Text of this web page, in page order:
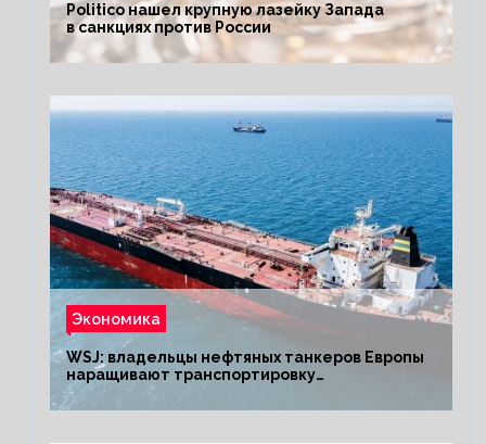
Politico нашел крупную лазейку Запада
в санкциях против России
Экономика
WSJ: владельцы нефтяных танкеров Европы
наращивают транспортировку
из РФ до санкций